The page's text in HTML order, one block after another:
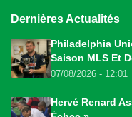
Dernières Actualités
Philadelphia
Saison MLS Et
07/08/2026 - 12:01
Hervé Renard